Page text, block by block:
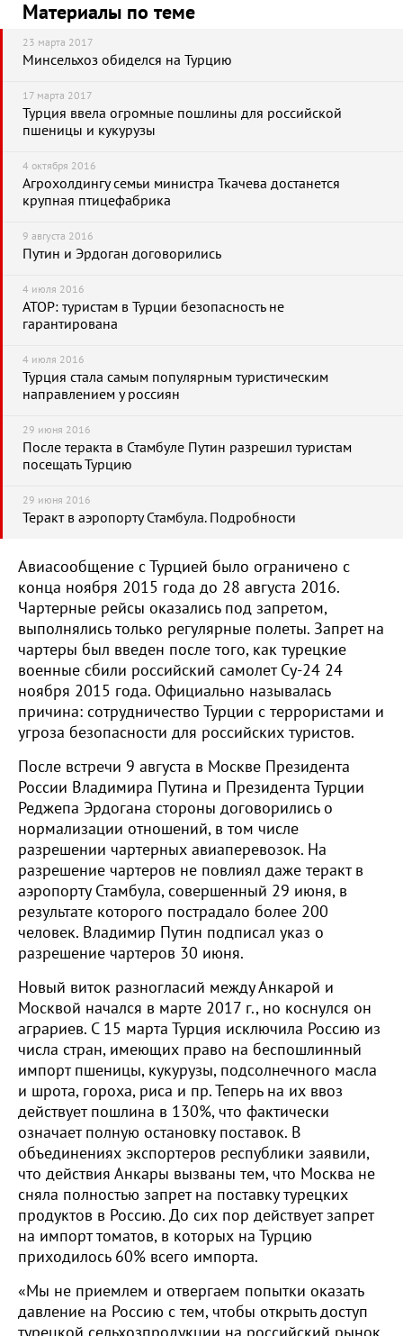
Материалы по теме
23 марта 2017
Минсельхоз обиделся на Турцию
17 марта 2017
Турция ввела огромные пошлины для российской
пшеницы и кукурузы
4 октября 2016
Агрохолдингу семьи министра Ткачева достанется
крупная птицефабрика
9 августа 2016
Путин и Эрдоган договорились
4 июля 2016
АТОР: туристам в Турции безопасность не
гарантирована
4 июля 2016
Турция стала самым популярным туристическим
направлением у россиян
29 июня 2016
После теракта в Стамбуле Путин разрешил туристам
посещать Турцию
29 июня 2016
Теракт в аэропорту Стамбула. Подробности
Авиасообщение с Турцией было ограничено с
конца ноября 2015 года до 28 августа 2016.
Чартерные рейсы оказались под запретом,
выполнялись только регулярные полеты. Запрет на
чартеры был введен после того, как турецкие
военные сбили российский самолет Су-24 24
ноября 2015 года. Официально называлась
причина: сотрудничество Турции с террористами и
угроза безопасности для российских туристов.
После встречи 9 августа в Москве Президента
России Владимира Путина и Президента Турции
Реджепа Эрдогана стороны договорились о
нормализации отношений, в том числе
разрешении чартерных авиаперевозок. На
разрешение чартеров не повлиял даже теракт в
аэропорту Стамбула, совершенный 29 июня, в
результате которого пострадало более 200
человек. Владимир Путин подписал указ о
разрешение чартеров 30 июня.
Новый виток разногласий между Анкарой и
Москвой начался в марте 2017 г., но коснулся он
аграриев. С 15 марта Турция исключила Россию из
числа стран, имеющих право на беспошлинный
импорт пшеницы, кукурузы, подсолнечного масла
и шрота, гороха, риса и пр. Теперь на их ввоз
действует пошлина в 130%, что фактически
означает полную остановку поставок. В
объединениях экспортеров республики заявили,
что действия Анкары вызваны тем, что Москва не
сняла полностью запрет на поставку турецких
продуктов в Россию. До сих пор действует запрет
на импорт томатов, в которых на Турцию
приходилось 60% всего импорта.
«Мы не приемлем и отвергаем попытки оказать
давление на Россию с тем, чтобы открыть доступ